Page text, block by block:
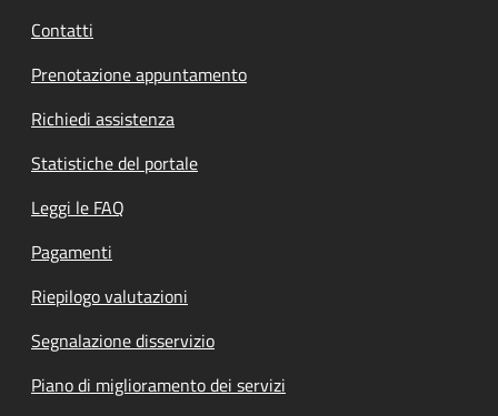
Contatti
Prenotazione appuntamento
Richiedi assistenza
Statistiche del portale
Leggi le FAQ
Pagamenti
Riepilogo valutazioni
Segnalazione disservizio
Piano di miglioramento dei servizi